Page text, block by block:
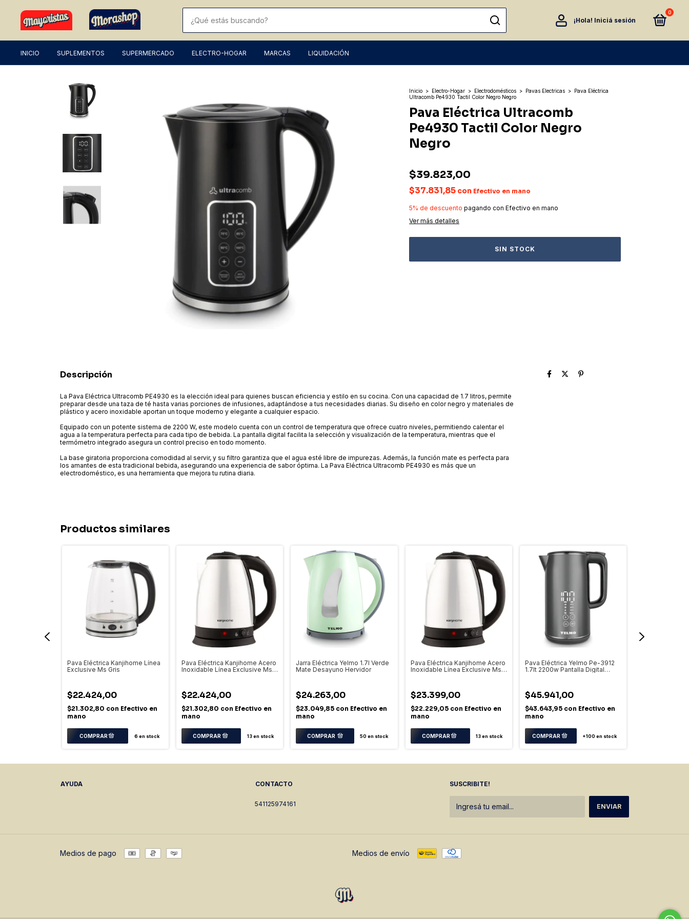
¡Hola! Iniciá sesión
0
INICIO SUPLEMENTOS SUPERMERCADO ELECTRO-HOGAR MARCAS LIQUIDACIÓN
Inicio > Electro-Hogar > Electrodomésticos > Pavas Electricas > Pava Eléctrica
Ultracomb Pe4930 Tactil Color Negro Negro
Pava Eléctrica Ultracomb
Pe4930 Tactil Color Negro
Negro
$39.823,00
$37.831,85 con Efectivo en mano
5% de descuento pagando con Efectivo en mano
Ver más detalles
Descripción
La Pava Eléctrica Ultracomb PE4930 es la elección ideal para quienes buscan eficiencia y estilo en su cocina. Con una capacidad de 1.7 litros, permite
preparar desde una taza de té hasta varias porciones de infusiones, adaptándose a tus necesidades diarias. Su diseño en color negro y materiales de
plástico y acero inoxidable aportan un toque moderno y elegante a cualquier espacio.
Equipado con un potente sistema de 2200 W, este modelo cuenta con un control de temperatura que ofrece cuatro niveles, permitiendo calentar el
agua a la temperatura perfecta para cada tipo de bebida. La pantalla digital facilita la selección y visualización de la temperatura, mientras que el
termómetro integrado asegura un control preciso en todo momento.
La base giratoria proporciona comodidad al servir, y su filtro garantiza que el agua esté libre de impurezas. Además, la función mate es perfecta para
los amantes de esta tradicional bebida, asegurando una experiencia de sabor óptima. La Pava Eléctrica Ultracomb PE4930 es más que un
electrodoméstico, es una herramienta que mejora tu rutina diaria.
Productos similares
Pava Eléctrica Kanjihome Línea
Exclusive Ms Gris
$22.424,00
$21.302,80 con Efectivo en
mano
6 en stock
Pava Eléctrica Kanjihome Acero
Inoxidable Línea Exclusive Ms
$22.424,00
$21.302,80 con Efectivo en
mano
13en stock
Jarra Eléctrica Yelmo 1.7l Verde
Mate Desayuno Hervidor
$24.263,00
$23.049,85 con Efectivo en
mano
COMPRAR 50 en stock
Pava Eléctrica Kanjihome Acero
Inoxidable Línea Exclusive Ms
$23.399,00
$22.229,05 con Efectivo en
mano
13en stock
Pava Eléctrica Yelmo Pe-3912
1.7lt 2200w Pantalla Digital
$45.941,00
$43.643,95 con Efectivo en
mano
+100en stock
AYUDA CONTACTO
541125974161
SUSCRIBITE!
Medios de pago Medios de envío